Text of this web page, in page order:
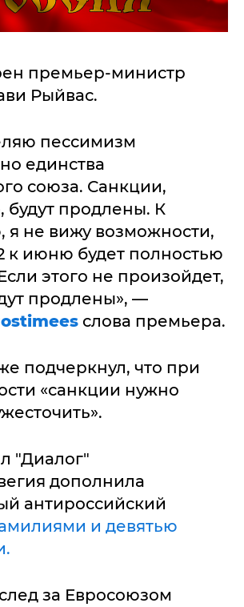
премьер-министр
Рыйвас.
пессимизм
единства
союза. Санкции,
будут продлены. К
я не вижу возможности,
к июню будет полностью
этого не произойдет,
продлены», —
слова премьера.
подчеркнул, что при
«санкции нужно
"Диалог"
дополнила
антироссийский
и девятью
за Евросоюзом